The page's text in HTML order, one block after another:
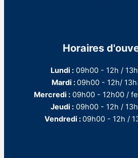
Horaires
Lundi : 09h00 - 12h /
Mardi :09h00 - 12h/
Mercredi : 09h00 - 12h00 /
Jeudi : 09h00 - 12h /
Vendredi :09h00 - 12h /